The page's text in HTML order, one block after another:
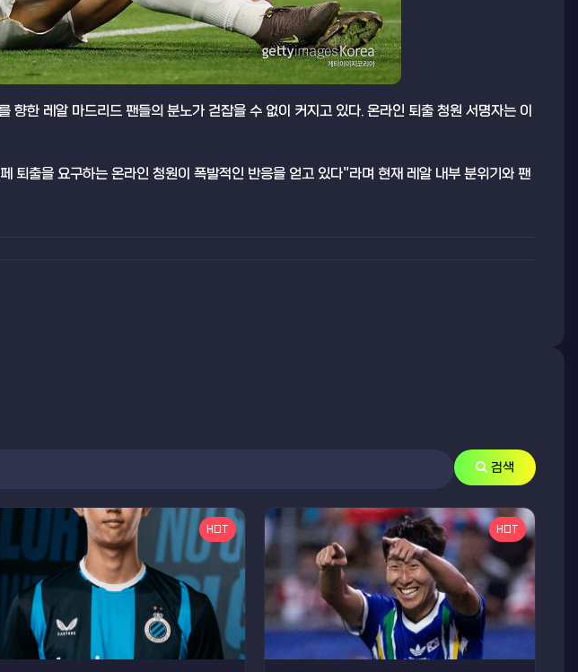
한 레알 마드리드 팬들의 분노가 걷잡을 수 없이 커지고 있다. 온라인 퇴출 청원 서명자는 이
퇴출을 요구하는 온라인 청원이 폭발적인 반응을 얻고 있다"라며 현재 레알 내부 분위기와 팬
검색
HOT HOT